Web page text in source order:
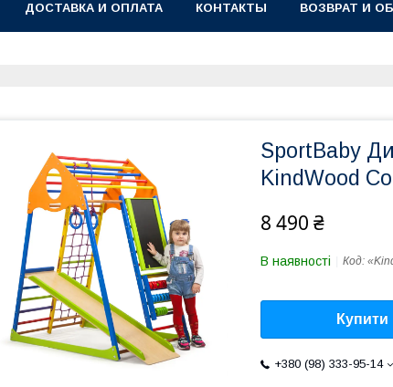
ДОСТАВКА И ОПЛАТА КОНТАКТЫ ВОЗВРАТ И
SportBaby
KindWood
8 490 ₴
В наявності Код:
Купити
+380 (98) 333-95-14